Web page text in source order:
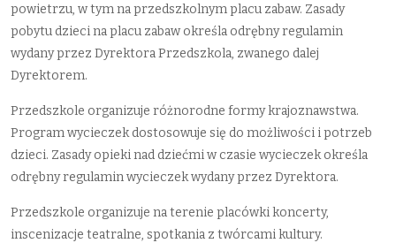
powietrzu, w tym na przedszkolnym placu zabaw. Zasady
pobytu dzieci na placu zabaw określa odrębny regulamin
wydany przez Dyrektora Przedszkola, zwanego dalej
Dyrektorem.
Przedszkole organizuje różnorodne formy krajoznawstwa.
Program wycieczek dostosowuje się do możliwości i potrzeb
dzieci. Zasady opieki nad dziećmi w czasie wycieczek określa
odrębny regulamin wycieczek wydany przez Dyrektora.
Przedszkole organizuje na terenie placówki koncerty,
inscenizacje teatralne, spotkania z twórcami kultury.